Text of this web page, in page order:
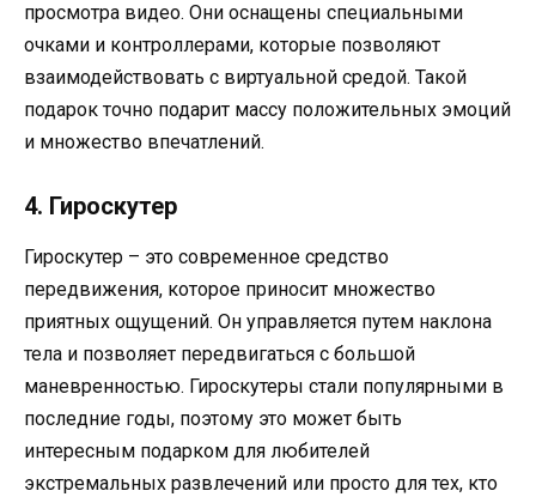
просмотра видео. Они оснащены специальными
очками и контроллерами, которые позволяют
взаимодействовать с виртуальной средой. Такой
подарок точно подарит массу положительных эмоций
и множество впечатлений.
4. Гироскутер
Гироскутер – это современное средство
передвижения, которое приносит множество
приятных ощущений. Он управляется путем наклона
тела и позволяет передвигаться с большой
маневренностью. Гироскутеры стали популярными в
последние годы, поэтому это может быть
интересным подарком для любителей
экстремальных развлечений или просто для тех, кто